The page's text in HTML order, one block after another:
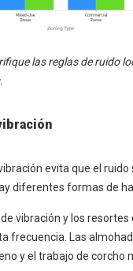
las reglas de ruido
evita que el ruido
diferentes formas de
vibración y los resortes
frecuencia. Las
y el trabajo de corcho